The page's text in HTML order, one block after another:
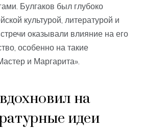
Булгаков был глубоко
культурой, литературой и
оказывали влияние на его
особенно на такие
и Маргарита».
на
идеи